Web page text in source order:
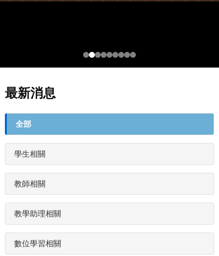
最新消息
最
消
(field_newstags)
全部
學生相關
教師相關
教學助理相關
數位學習相關